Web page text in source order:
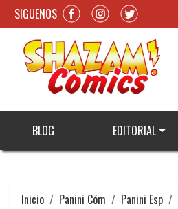
SIGUENOS
BLOG EDITORIAL
Inicio Panini Cóm Panini Esp